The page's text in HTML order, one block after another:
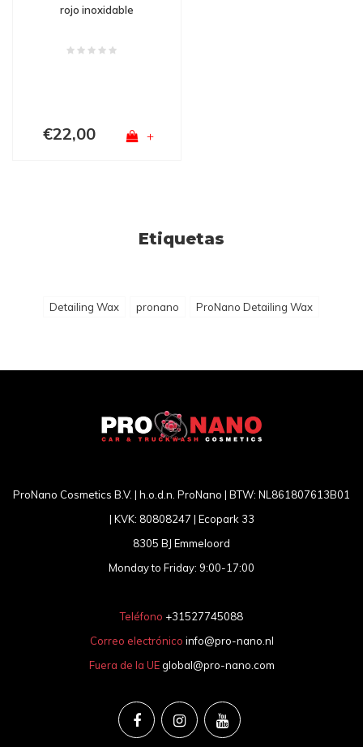
rojo inoxidable
€22,00 +
Etiquetas
Detailing Wax pronano ProNano Detailing Wax
ProNano Cosmetics B.V. | h.o.d.n. ProNano | BTW: NL861807613B01
| KVK: 80808247 | Ecopark 33
8305 BJ Emmeloord
Monday to Friday: 9:00-17:00
Teléfono +31527745088
Correo electrónico info@pro-nano.nl
Fuera de la UE global@pro-nano.com